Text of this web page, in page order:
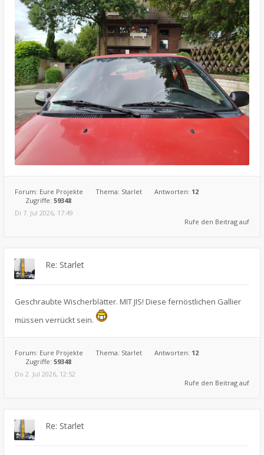
Forum: Eure Projekte Thema: Starlet Antworten: 12
Zugriffe: 59348
Di 7. Jul 2026, 17:49
Rufe den Beitrag auf
Re: Starlet
Geschraubte Wischerblätter. MIT JIS! Diese fernöstlichen Gallier
müssen verrückt sein.
Forum: Eure Projekte Thema: Starlet Antworten: 12
Zugriffe: 59348
Do 2. Jul 2026, 12:52
Rufe den Beitrag auf
Re: Starlet